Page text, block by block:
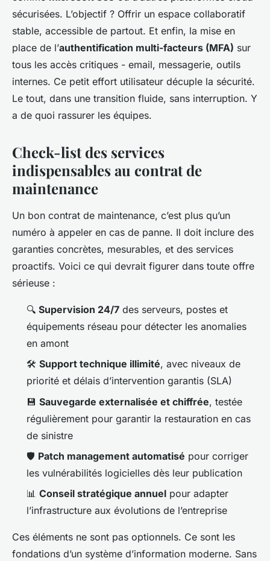
sécurisées. L’objectif ? Offrir un espace collaboratif
stable, accessible de partout. Et enfin, la mise en
place de l’authentification multi-facteurs (MFA) sur
tous les accès critiques - email, messagerie, outils
internes. Ce petit effort utilisateur décuple la sécurité.
Le tout, dans une transition fluide, sans interruption. Y
a de quoi rassurer les équipes.
Check-list des services
indispensables au contrat de
maintenance
Un bon contrat de maintenance, c’est plus qu’un
numéro à appeler en cas de panne. Il doit inclure des
garanties concrètes, mesurables, et des services
proactifs. Voici ce qui devrait figurer dans toute offre
sérieuse :
🔍 Supervision 24/7 des serveurs, postes et
équipements réseau pour détecter les anomalies
en amont
🛠️ Support technique illimité, avec niveaux de
priorité et délais d’intervention garantis (SLA)
💾 Sauvegarde externalisée et chiffrée, testée
régulièrement pour garantir la restauration en cas
de sinistre
🛡️ Patch management automatisé pour corriger
les vulnérabilités logicielles dès leur publication
📊 Conseil stratégique annuel pour adapter
l’infrastructure aux évolutions de l’entreprise
Ces éléments ne sont pas optionnels. Ce sont les
fondations d’un système d’information moderne. Sans